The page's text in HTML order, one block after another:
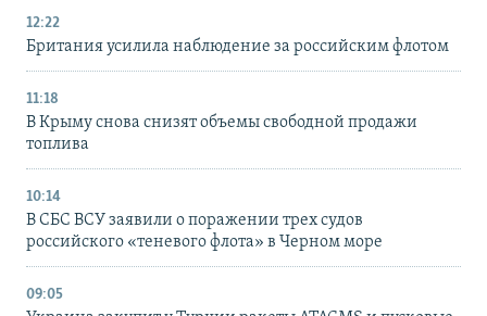
12:22
Британия усилила наблюдение за российским флотом
11:18
В Крыму снова снизят объемы свободной продажи
топлива
10:14
В СБС ВСУ заявили о поражении трех судов
российского «теневого флота» в Черном море
09:05